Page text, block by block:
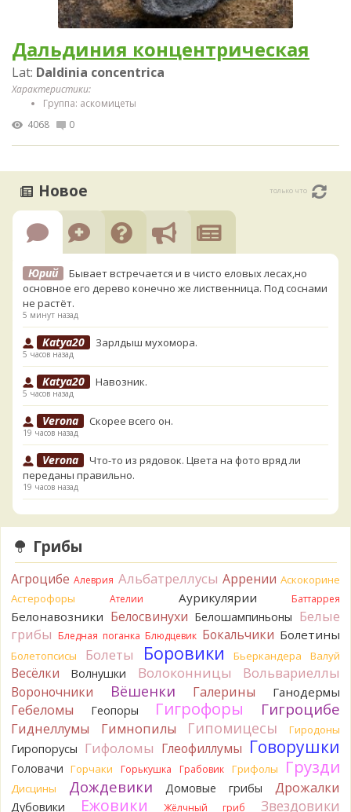
Дальдиния концентрическая
Lat: Daldinia concentrica
Характеристики:
Группа: аскомицеты
4068
0
Новое только что
Юрий
Бывает встречается и в чисто еловых лесах,но
основное его дерево конечно же лиственница. Под соснами
не растёт.
5 минут назад
Katya20 Зарлдыш мухомора.
5 часов назад
Katya20 Навозник.
5 часов назад
Verona Скорее всего он.
19 часов назад
Verona
Что-то из рядовок. Цвета на фото вряд ли
переданы правильно.
19 часов назад
Verona
Рядовка мыльная, судя по пластинкам.
Правильно сделали, что не взяли.
19 часов назад
20 часов назад
BorisM Сдаётся мне, на земле и в руке - разные грибы.
20 часов назад
Вони не было, но вода и гриб при варке
начали желтеть. Выкинул. Большое спасибо.
21 час назад
Кирилл
21 час назад
Tatiana_A
Да. Но они не все безоговорочно
съедобны.
22 часа назад
Tatiana_A
В следующий раз вырвите его целиком и
Грибы
Агроцибе Алеврия Альбатреллусы Аррении Аскокорине
Астерофоры
Ателии Аурикулярии Баттаррея
Белонавозники Белосвинухи Белошампиньоны Белые
грибы Бледная поганка Блюдцевик Бокальчики Болетины
Болетопсисы Болеты Боровики Бьеркандера Валуй
Весёлки Волнушки Волоконницы Вольвариеллы
Вороночники Вёшенки Галерины Ганодермы
Гебеломы Геопоры Гигрофоры Гигроцибе
Гиднеллумы Гимнопилы Гипомицесы Гиродоны
Гиропорусы Гифоломы Глеофиллумы Говорушки
Головачи Горчаки Горькушка Грабовик Грифолы Грузди
Дисцины Дождевики Домовые грибы Дрожалки
Дубовики Ежовики Жёлчный гриб Звездовики